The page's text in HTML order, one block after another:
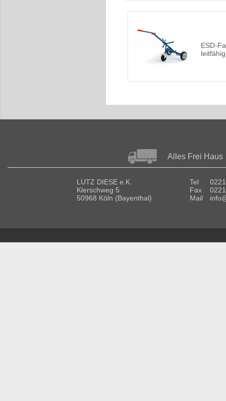
ESD-
leitfähig
Alles Frei Haus
LUTZ DIESE e.K.
Klerschweg 5
50968 Köln (Bayenthal)
Tel
Fax
Mail